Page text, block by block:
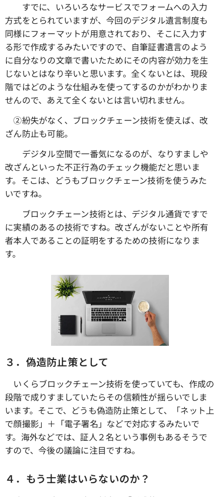
すでに、いろいろなサービスでフォームへの入力
方式をとられていますが、今回のデジタル遺言制度も
同様にフォーマットが用意されており、そこに入力す
る形で作成するみたいですので、自筆証書遺言のよう
に自分なりの文章で書いたためにその内容が効力を生
じないとはなり辛いと思います。全くないとは、現段
階ではどのような仕組みを使ってするのかがわかりま
せんので、あえて全くないとは言い切れません。
➁紛失がなく、ブロックチェーン技術を使えば、改
ざん防止も可能。
デジタル空間で一番気になるのが、なりすましや
改ざんといった不正行為のチェック機能だと思いま
す。そこは、どうもブロックチェーン技術を使うみた
いですね。
ブロックチェーン技術とは、デジタル通貨ですで
に実績のあるの技術ですね。改ざんがないことや所有
者本人であることの証明をするための技術になりま
す。
３．偽造防止策として
いくらブロックチェーン技術を使っていても、作成の
段階で成りすましていたらその信頼性が揺らいでしま
います。そこで、どうも偽造防止策として、「ネット上
で顔撮影」＋「電子署名」などで対応するみたいで
す。海外などでは、証人２名という事例もあるそうで
すので、今後の議論に注目ですね。
４．もう士業はいらないのか？